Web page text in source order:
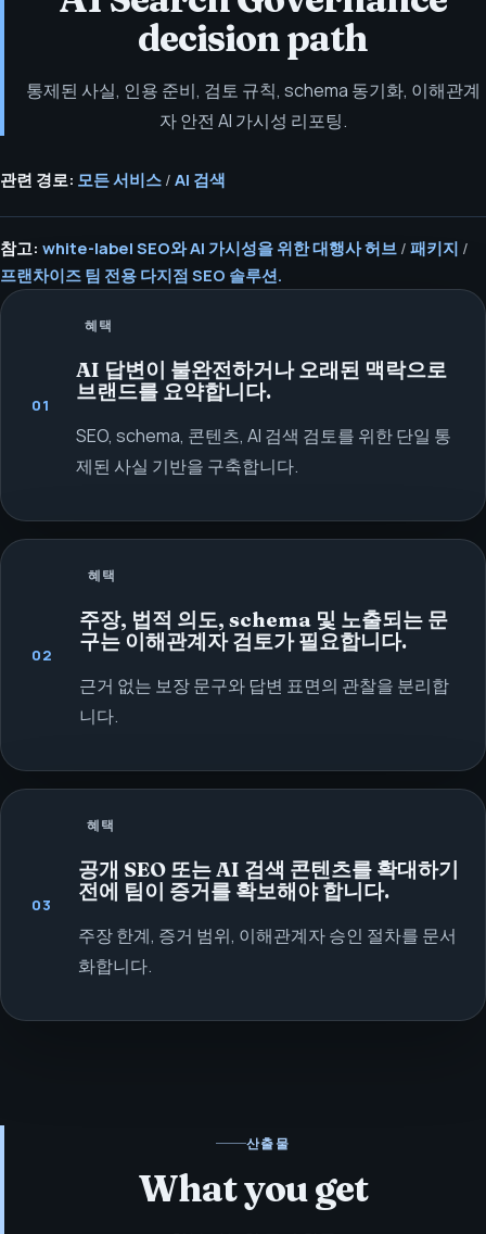
decision path
통제된 사실, 인용 준비, 검토 규칙, schema 동기화, 이해관계
자 안전 AI 가시성 리포팅.
관련 경로: 모든 서비스 / AI 검색
참고: white-label SEO와 AI 가시성을 위한 대행사 허브 / 패키지 /
프랜차이즈 팀 전용 다지점 SEO 솔루션.
01
혜택
AI 답변이 불완전하거나 오래된 맥락으로
브랜드를 요약합니다.
SEO, schema, 콘텐츠, AI 검색 검토를 위한 단일 통
제된 사실 기반을 구축합니다.
02
혜택
주장, 법적 의도, schema 및 노출되는 문
구는 이해관계자 검토가 필요합니다.
근거 없는 보장 문구와 답변 표면의 관찰을 분리합
니다.
03
혜택
공개 SEO 또는 AI 검색 콘텐츠를 확대하기
전에 팀이 증거를 확보해야 합니다.
주장 한계, 증거 범위, 이해관계자 승인 절차를 문서
화합니다.
산출물
What you get